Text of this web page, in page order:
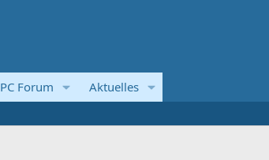
PC Forum Aktuelles